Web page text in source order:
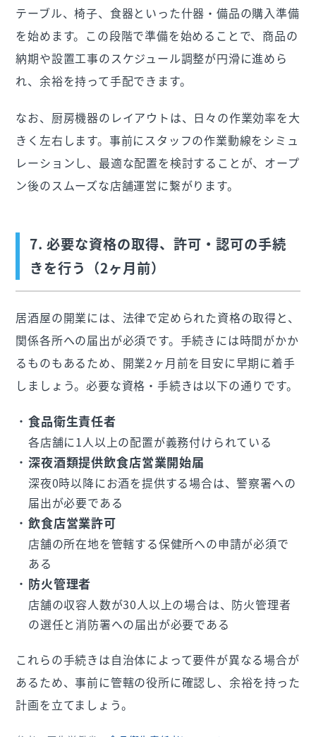
テーブル、椅子、食器といった什器・備品の購入準備
を始めます。この段階で準備を始めることで、商品の
納期や設置工事のスケジュール調整が円滑に進めら
れ、余裕を持って手配できます。
なお、厨房機器のレイアウトは、日々の作業効率を大
きく左右します。事前にスタッフの作業動線をシミュ
レーションし、最適な配置を検討することが、オープ
ン後のスムーズな店舗運営に繋がります。
7. 必要な資格の取得、許可・認可の手続
きを行う（2ヶ月前）
居酒屋の開業には、法律で定められた資格の取得と、
関係各所への届出が必須です。手続きには時間がかか
るものもあるため、開業2ヶ月前を目安に早期に着手
しましょう。必要な資格・手続きは以下の通りです。
食品衛生責任者
各店舗に1人以上の配置が義務付けられている
深夜酒類提供飲食店営業開始届
深夜0時以降にお酒を提供する場合は、警察署への
届出が必要である
飲食店営業許可
店舗の所在地を管轄する保健所への申請が必須で
ある
防火管理者
店舗の収容人数が30人以上の場合は、防火管理者
の選任と消防署への届出が必要である
これらの手続きは自治体によって要件が異なる場合が
あるため、事前に管轄の役所に確認し、余裕を持った
計画を立てましょう。